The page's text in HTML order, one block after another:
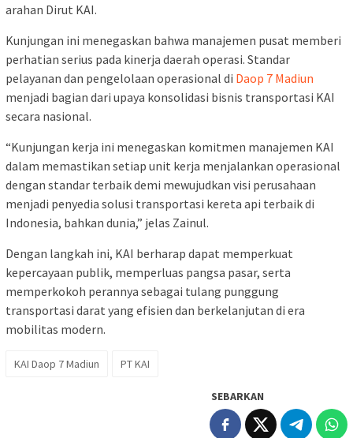
arahan Dirut KAI.
Kunjungan ini menegaskan bahwa manajemen pusat memberi
perhatian serius pada kinerja daerah operasi. Standar
pelayanan dan pengelolaan operasional di Daop 7 Madiun
menjadi bagian dari upaya konsolidasi bisnis transportasi KAI
secara nasional.
“Kunjungan kerja ini menegaskan komitmen manajemen KAI
dalam memastikan setiap unit kerja menjalankan operasional
dengan standar terbaik demi mewujudkan visi perusahaan
menjadi penyedia solusi transportasi kereta api terbaik di
Indonesia, bahkan dunia,” jelas Zainul.
Dengan langkah ini, KAI berharap dapat memperkuat
kepercayaan publik, memperluas pangsa pasar, serta
memperkokoh perannya sebagai tulang punggung
transportasi darat yang efisien dan berkelanjutan di era
mobilitas modern.
KAI Daop 7 Madiun PT KAI
SEBARKAN